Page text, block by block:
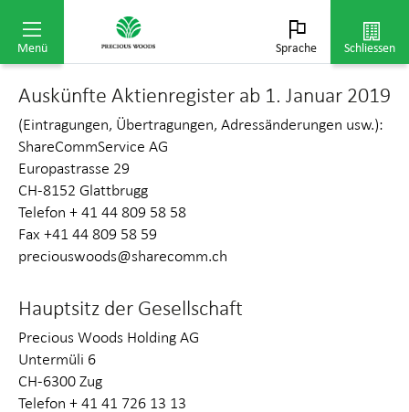
Menü Sprache Schliessen
Valorennummer: 1 328 336
ISIN: CH0013283368
Auskünfte Aktienregister ab 1. Januar 2019
(Eintragungen, Übertragungen, Adressänderungen usw.):
ShareCommService AG
Europastrasse 29
CH-8152 Glattbrugg
Telefon + 41 44 809 58 58
Fax +41 44 809 58 59
preciouswoods@sharecomm.ch
Hauptsitz der Gesellschaft
Precious Woods Holding AG
Untermüli 6
CH-6300 Zug
Telefon + 41 41 726 13 13